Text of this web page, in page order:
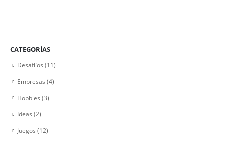
CATEGORÍAS
Desafiíos (11)
Empresas (4)
Hobbies (3)
Ideas (2)
Juegos (12)